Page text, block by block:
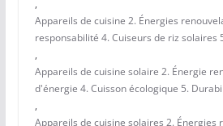
,
Appareils de cuisine 2. Énergies
responsabilité 4. Cuiseurs de riz solaires
,
Appareils de cuisine solaire 2. Énergie
d'énergie 4. Cuisson écologique 5.
,
Appareils de cuisine solaires 2. Énergies